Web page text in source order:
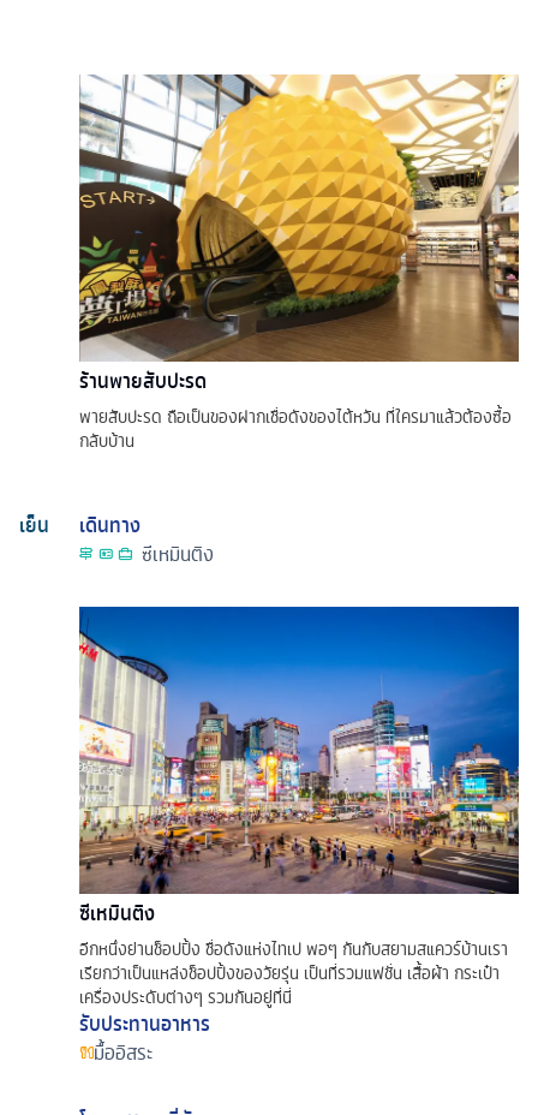
ร้านพายสับปะรด
พายสับปะรด ถือเป็นของฝากเชื่อดังของไต้หวัน ที่ใครมาแล้วต้องซื้อ
กลับบ้าน
เย็น
เดินทาง
ซีเหมินติง
ซีเหมินติง
อีกหนึ่งย่านช็อปปิ้ง ชื่อดังแห่งไทเป พอๆ กันกับสยามสแควร์บ้านเรา
เรียกว่าเป็นแหล่งช็อปปิ้งของวัยรุ่น เป็นที่รวมแฟชั่น เสื้อผ้า กระเป๋า
เครื่องประดับต่างๆ รวมกันอยู่ที่นี่
รับประทานอาหาร
มื้ออิสระ